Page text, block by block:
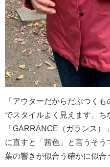
「アウターだからだぶつく
でスタイルよく見えます。ち
「GARRANCE（ガランス
に直すと「茜色」と言うそ
葉の響きが似合う確かに似合